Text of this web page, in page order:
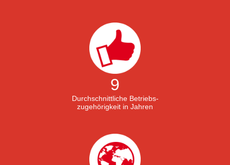
9
Durchschnittliche Betriebs-
zugehörigkeit in Jahren